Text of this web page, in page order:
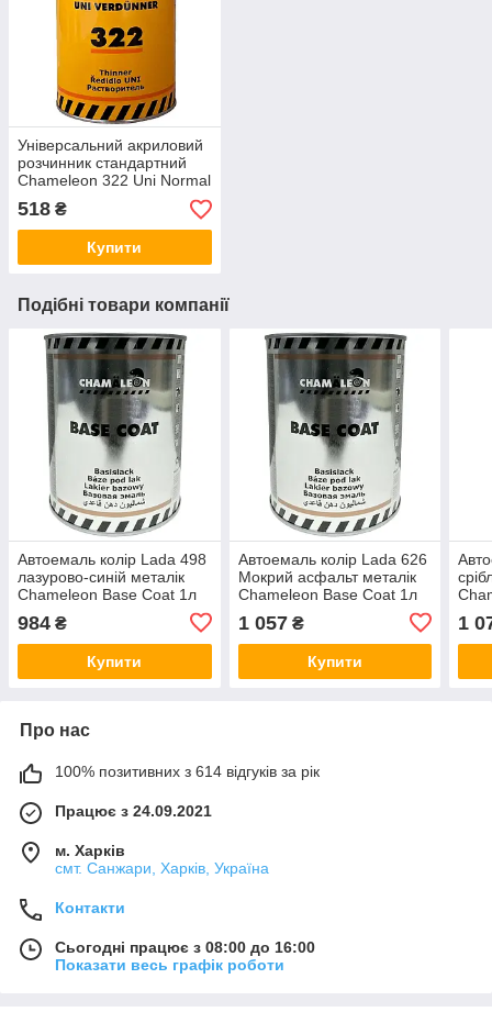
Універсальний акриловий
розчинник стандартний
Chameleon 322 Uni Normal
Acryl Thinner 1л
518 ₴
Купити
Подібні товари компанії
Автоемаль колір Lada 498
лазурово-синій металік
Chameleon Base Coat 1л
984 ₴
Купити
Автоемаль колір Lada 626
Мокрий асфальт металік
Chameleon Base Coat 1л
1 057₴
Купити
1
Про нас
100% позитивних з 614 відгуків за рік
Працює з 24.09.2021
м. Харків
смт. Санжари, Харків, Україна
Контакти
Сьогодні працює з 08:00 до 16:00
Показати весь графік роботи